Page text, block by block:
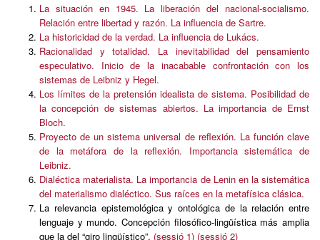
La situación en 1945. La liberación del nacional-socialismo.
Relación entre libertad y razón. La influencia de Sartre.
La historicidad de la verdad. La influencia de Lukács.
Racionalidad y totalidad. La inevitabilidad del pensamiento
especulativo. Inicio de la inacabable confrontación con los
sistemas de Leibniz y Hegel.
Los límites de la pretensión idealista de sistema. Posibilidad de
la concepción de sistemas abiertos. La importancia de Ernst
Bloch.
Proyecto de un sistema universal de reflexión. La función clave
de la metáfora de la reflexión. Importancia sistemática de
Leibniz.
Dialéctica materialista. La importancia de Lenin en la sistemática
del materialismo dialéctico. Sus raíces en la metafísica clásica.
La relevancia epistemológica y ontológica de la relación entre
lenguaje y mundo. Concepción filosófico-lingüística más amplia
que la del “giro lingüístico”. (sessió 1) (sessió 2)